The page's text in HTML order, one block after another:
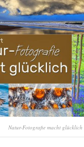
Natur-Fotografie macht glücklich